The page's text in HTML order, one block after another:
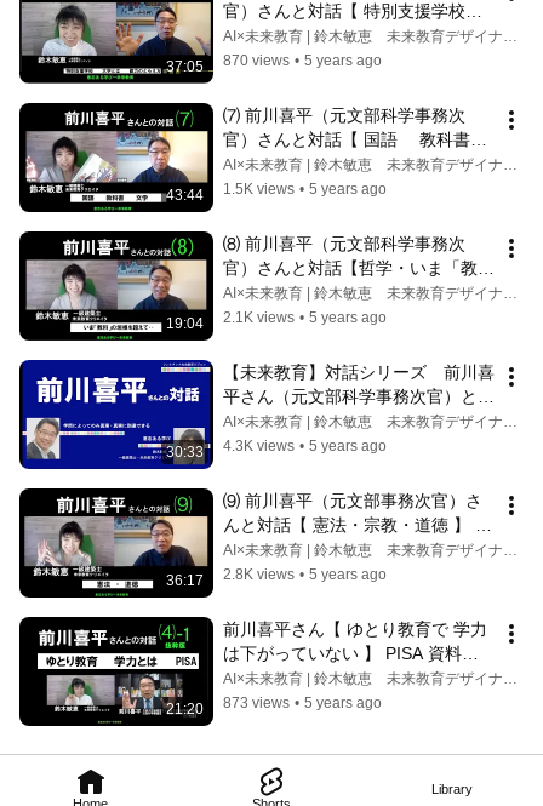
Library
37:05
官）さんと対話【 特別支援学校
特別支援教室　大学　能力　憲法】
学校看護師を学校に／インクルーシ
築士）未来教育プロジェクト
AI×未来教育 | 鈴木敏恵 未来教育デザイナー / 一級建築士
870 views • 5 years ago
43:44
⑺ 前川喜平（元文部科学事務次
官）さんと対話【 国語　 教科書
文学 】フィンランド（収録2021年
2月11日)鈴木敏恵(一級建築士)未来
AI×未来教育 | 鈴木敏恵 未来教育デザイナー / 一級建築士
1.5K views • 5 years ago
19:04
⑻ 前川喜平（元文部科学事務次
官）さんと対話【哲学・いま「教
科」の垣根を超えて】学問　大学
パラレル　ゆとり教育　探究　総合
育プロジェクト
AI×未来教育 | 鈴木敏恵 未来教育デザイナー / 一級建築士
2.1K views • 5 years ago
30:33
【未来教育】対話シリーズ　前川喜
平さん（元文部科学事務次官）と鈴
木敏恵（一級建築士）／プロローグ
編
AI×未来教育 | 鈴木敏恵 未来教育デザイナー / 一級建築士
4.3K views • 5 years ago
36:17
⑼ 前川喜平（元文部事務次官）さ
んと対話【 憲法・宗教・道徳 】 一
人ひとりが考え続けることに価値が
ある／鈴木敏恵（一級建築士）未来
AI×未来教育 | 鈴木敏恵 未来教育デザイナー / 一級建築士
2.8K views • 5 years ago
21:20
前川喜平さん【 ゆとり教育で 学力
は下がっていない 】 PISA 資料参
照／鈴木敏恵：一級建築士・未来教
育クリエイタ／対話 ⑷のダイジェ
AI×未来教育 | 鈴木敏恵 未来教育デザイナー / 一級建築士
873 views • 5 years ago